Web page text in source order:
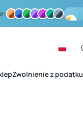
Zwolnienie z podatku